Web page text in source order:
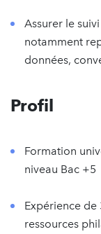
Assurer le
notamment
données,
Profil
Formation
niveau Bac +5
Expérience de
ressources